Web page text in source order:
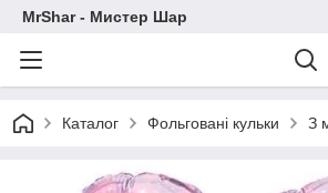
MrShar - Мистер Шар
Каталог Фольговані кульки З